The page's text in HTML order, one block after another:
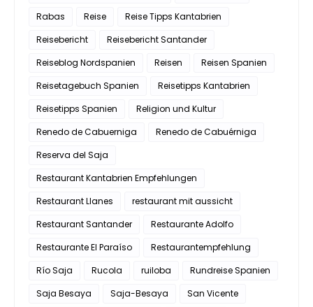
Rabas
Reise
Reise Tipps Kantabrien
Reisebericht
Reisebericht Santander
Reiseblog Nordspanien
Reisen
Reisen Spanien
Reisetagebuch Spanien
Reisetipps Kantabrien
Reisetipps Spanien
Religion und Kultur
Renedo de Cabuerniga
Renedo de Cabuérniga
Reserva del Saja
Restaurant Kantabrien Empfehlungen
Restaurant Llanes
restaurant mit aussicht
Restaurant Santander
Restaurante Adolfo
Restaurante El Paraíso
Restaurantempfehlung
Río Saja
Rucola ruiloba
Rundreise Spanien
Saja Besaya
Saja-Besaya
San Vicente